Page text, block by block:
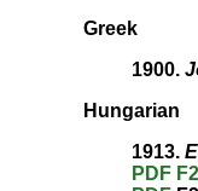
Greek
1900.
Hungarian
1913.
PDF